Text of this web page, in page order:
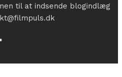
til at indsende blogindlæg